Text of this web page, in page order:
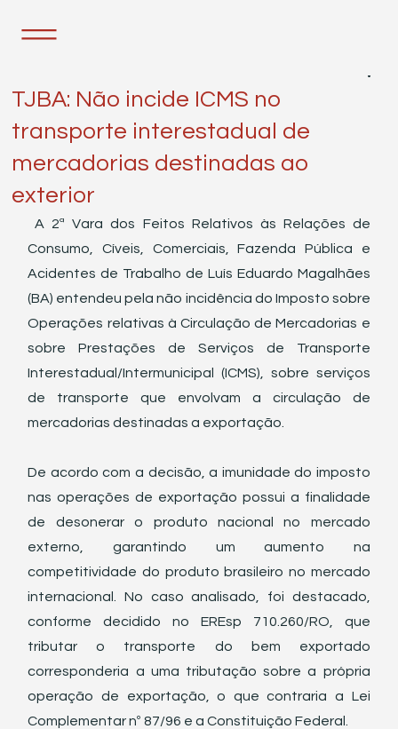
TJBA: Não incide ICMS no
transporte interestadual de
mercadorias destinadas ao
exterior
A 2ª Vara dos Feitos Relativos às Relações de
Consumo, Cíveis, Comerciais, Fazenda Pública e
Acidentes de Trabalho de Luís Eduardo Magalhães
(BA) entendeu pela não incidência do Imposto sobre
Operações relativas à Circulação de Mercadorias e
sobre Prestações de Serviços de Transporte
Interestadual/Intermunicipal (ICMS), sobre serviços
de transporte que envolvam a circulação de
mercadorias destinadas a exportação.
De acordo com a decisão, a imunidade do imposto
nas operações de exportação possui a finalidade
de desonerar o produto nacional no mercado
externo, garantindo um aumento na
competitividade do produto brasileiro no mercado
internacional. No caso analisado, foi destacado,
conforme decidido no EREsp 710.260/RO, que
tributar o transporte do bem exportado
corresponderia a uma tributação sobre a própria
operação de exportação, o que contraria a Lei
Complementar nº 87/96 e a Constituição Federal.